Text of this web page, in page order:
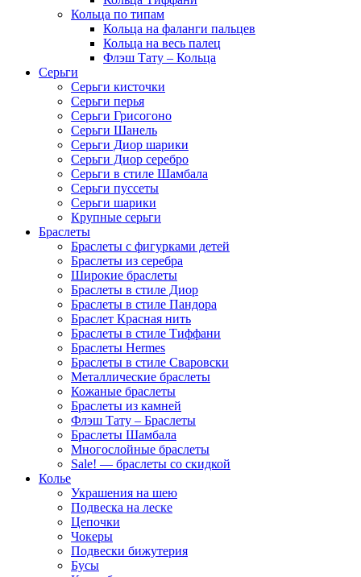
Кольца по типам
Кольца на фаланги пальцев
Кольца на весь палец
Флэш Тату – Кольца
Серьги
Серьги кисточки
Серьги перья
Серьги Грисогоно
Серьги Шанель
Серьги Диор шарики
Серьги Диор серебро
Серьги в стиле Шамбала
Серьги пуссеты
Серьги шарики
Крупные серьги
Браслеты
Браслеты с фигурками детей
Браслеты из серебра
Широкие браслеты
Браслеты в стиле Диор
Браслеты в стиле Пандора
Браслет Красная нить
Браслеты в стиле Тиффани
Браслеты Hermes
Браслеты в стиле Сваровски
Металлические браслеты
Кожаные браслеты
Браслеты из камней
Флэш Тату – Браслеты
Браслеты Шамбала
Многослойные браслеты
Sale! — браслеты со скидкой
Колье
Украшения на шею
Подвеска на леске
Цепочки
Чокеры
Подвески бижутерия
Бусы